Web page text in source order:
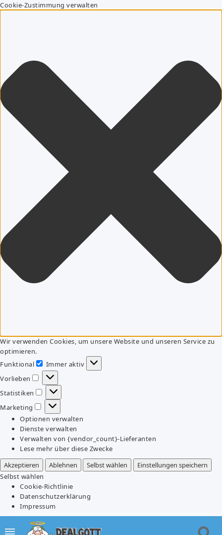
Cookie-Zustimmung verwalten
Wir verwenden Cookies, um unsere Website und unseren Service zu
optimieren.
Funktional
Funktional
Immer aktiv
Vorlieben
Vorlieben
Statistiken
Statistiken
Marketing
Marketing
Optionen verwalten
Dienste verwalten
Verwalten von {vendor_count}-Lieferanten
Lese mehr über diese Zwecke
Akzeptieren
Ablehnen Selbst wählen
Einstellungen speichern
Selbst wählen
Cookie-Richtlinie
Datenschutzerklärung
Impressum